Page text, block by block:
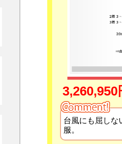
3,260,950
台風にも屈しな
服。